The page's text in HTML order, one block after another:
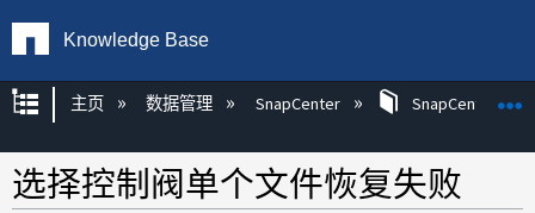
Knowledge Base
扩展/隐缩全局层次
主页 数据管理 SnapCenter SnapCenter知
选择控制阀单个文件恢复失败